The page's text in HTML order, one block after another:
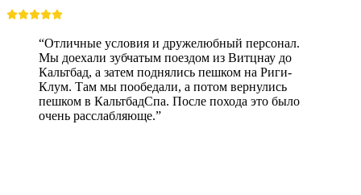
“Отличные условия и дружелюбный персонал.
Мы доехали зубчатым поездом из Витцнау до
Кальтбад, а затем поднялись пешком на Риги-
Клум. Там мы пообедали, а потом вернулись
пешком в КальтбадСпа. После похода это было
очень расслабляюще.”